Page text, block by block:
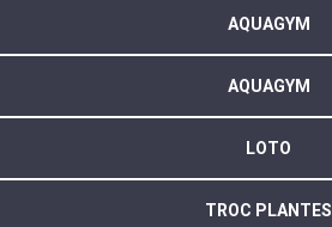
AQUAGYM
AQUAGYM
LOTO
TROC PLANTES